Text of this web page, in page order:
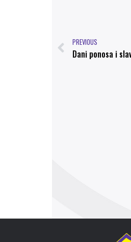
PREVIOUS